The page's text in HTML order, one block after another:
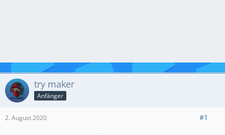
try maker
Anfänger
2. August 2020 #1